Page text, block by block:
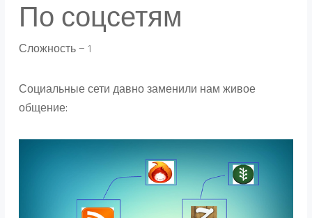
По соцсетям
Сложность — 1
Социальные сети давно заменили нам живое
общение: